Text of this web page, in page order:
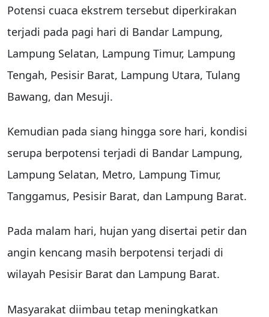
Potensi cuaca ekstrem tersebut diperkirakan
terjadi pada pagi hari di Bandar Lampung,
Lampung Selatan, Lampung Timur, Lampung
Tengah, Pesisir Barat, Lampung Utara, Tulang
Bawang, dan Mesuji.
Kemudian pada siang hingga sore hari, kondisi
serupa berpotensi terjadi di Bandar Lampung,
Lampung Selatan, Metro, Lampung Timur,
Tanggamus, Pesisir Barat, dan Lampung Barat.
Pada malam hari, hujan yang disertai petir dan
angin kencang masih berpotensi terjadi di
wilayah Pesisir Barat dan Lampung Barat.
Masyarakat diimbau tetap meningkatkan